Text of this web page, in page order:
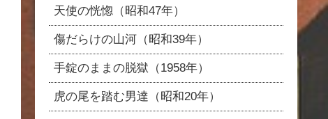
天使の恍惚（昭和47年）
傷だらけの山河（昭和39年）
手錠のままの脱獄（1958年）
虎の尾を踏む男達（昭和20年）